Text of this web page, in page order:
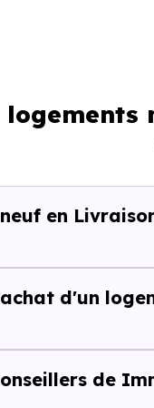
Possible plus
adapté si
de
inutile ou
vous accédez
en
d'un
de